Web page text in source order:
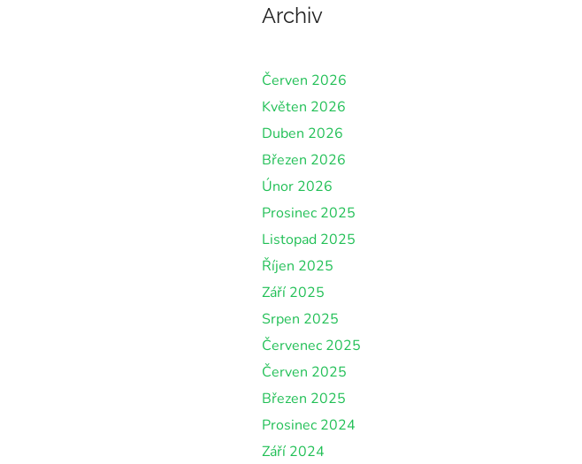
Archiv
Červen 2026
Květen 2026
Duben 2026
Březen 2026
Únor 2026
Prosinec 2025
Listopad 2025
Říjen 2025
Září 2025
Srpen 2025
Červenec 2025
Červen 2025
Březen 2025
Prosinec 2024
Září 2024